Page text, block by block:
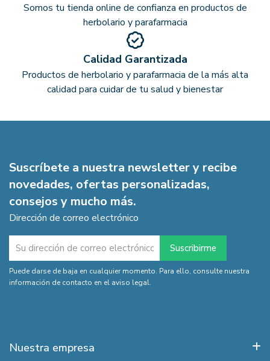
Somos tu tienda online de confianza en productos de
herbolario y parafarmacia
Calidad Garantizada
Productos de herbolario y parafarmacia de la más alta
calidad para cuidar de tu salud y bienestar
Suscríbete a nuestra newsletter y recibe
novedades, ofertas personalizadas,
consejos y mucho más.
Dirección de correo electrónico
Puede darse de baja en cualquier momento. Para ello, consulte nuestra
información de contacto en el aviso legal.
Nuestra empresa